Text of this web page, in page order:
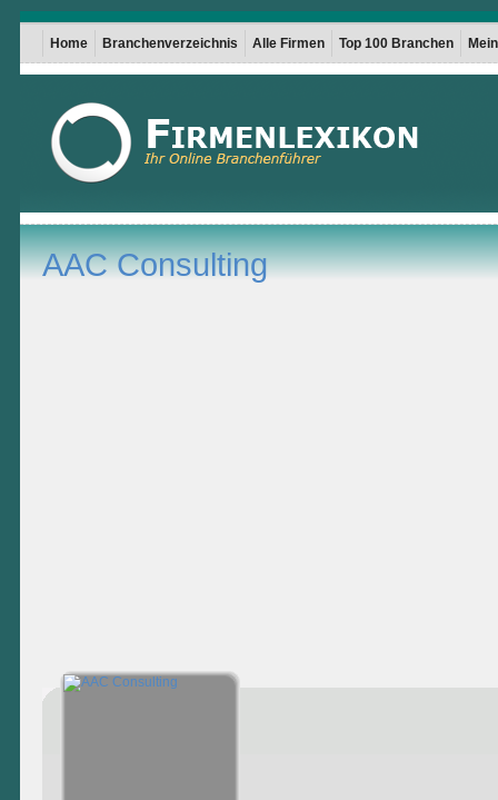
Home Branchenverzeichnis Alle Firmen Top 100 Branchen
AAC Consulting